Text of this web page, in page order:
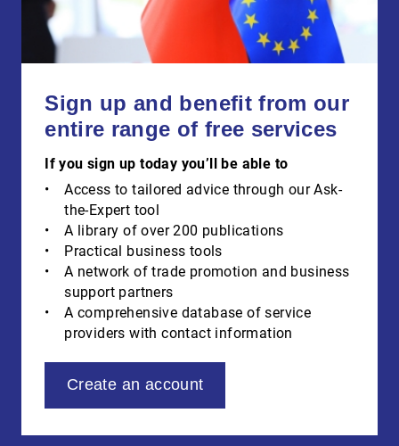
Sign up and benefit from our
entire range of free services
If you sign up today you’ll be able to
Access to tailored advice through our Ask-
the-Expert tool
A library of over 200 publications
Practical business tools
A network of trade promotion and business
support partners
A comprehensive database of service
providers with contact information
Create an account